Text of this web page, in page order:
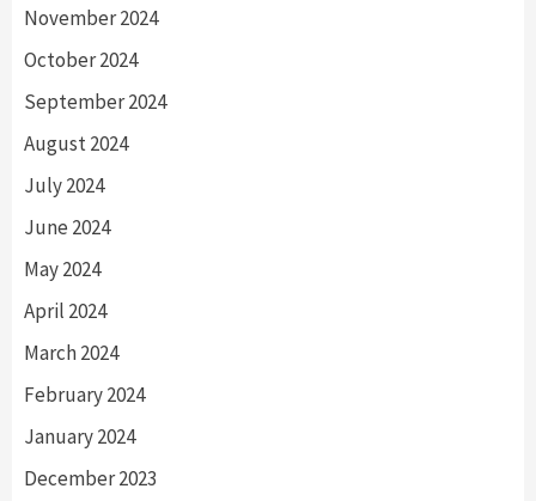
November 2024
October 2024
September 2024
August 2024
July 2024
June 2024
May 2024
April 2024
March 2024
February 2024
January 2024
December 2023